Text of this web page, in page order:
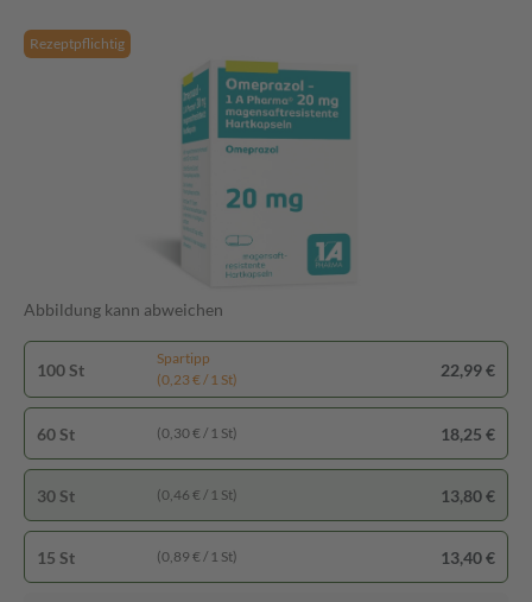
Rezeptpflichtig
Abbildung kann abweichen
100 St
Spartipp
(0,23 € / 1 St)
22,99 €
60 St (0,30 € / 1 St) 18,25 €
30 St (0,46 € / 1 St) 13,80 €
15 St (0,89 € / 1 St) 13,40 €